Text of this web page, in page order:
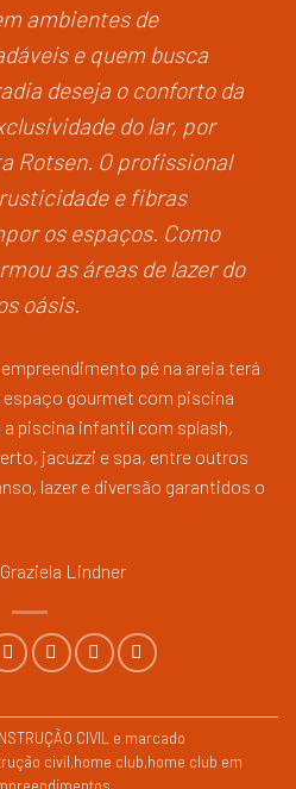
ambientes de
e quem busca
deseja o conforto da
do lar, por
Rotsen. O profissional
e fibras
os espaços. Como
as áreas de lazer do
oásis.
pé na areia terá
gourmet com piscina
piscina infantil com splash,
jacuzzi e spa, entre outros
lazer e diversão garantidos o
Lindner
CIVIL e marcado
civil,home club,home club em